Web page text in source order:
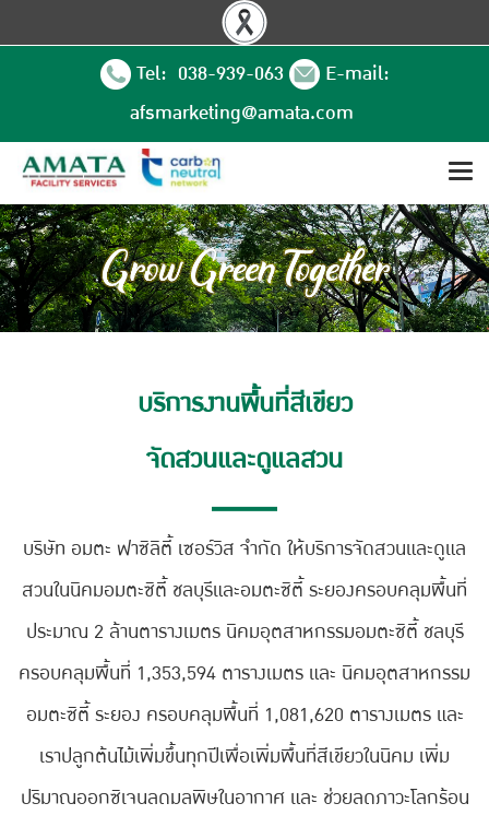
Tel: 038-939-063
E-mail:
afsmarketing@amata.com
บริการงานพื้นที่สีเขียว
จัดสวนและดูแลสวน
บริษัท อมตะ ฟาซิลิตี้ เซอร์วิส จำกัด ให้บริการจัดสวนและดูแล
สวนในนิคมอมตะซิตี้ ชลบุรีและอมตะซิตี้ ระยองครอบคลุมพื้นที่
ประมาณ 2 ล้านตารางเมตร นิคมอุตสาหกรรมอมตะซิตี้ ชลบุรี
ครอบคลุมพื้นที่ 1,353,594 ตารางเมตร และ นิคมอุตสาหกรรม
อมตะซิตี้ ระยอง ครอบคลุมพื้นที่ 1,081,620 ตารางเมตร และ
เราปลูกต้นไม้เพิ่มขึ้นทุกปีเพื่อเพิ่มพื้นที่สีเขียวในนิคม เพิ่ม
ปริมาณออกซิเจนลดมลพิษในอากาศ และ ช่วยลดภาวะโลกร้อน